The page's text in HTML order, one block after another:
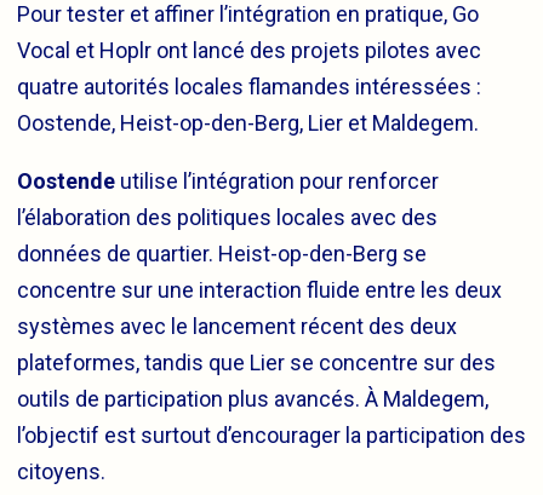
Pour tester et affiner l’intégration en pratique, Go
Vocal et Hoplr ont lancé des projets pilotes avec
quatre autorités locales flamandes intéressées :
Oostende, Heist-op-den-Berg, Lier et Maldegem.
Oostende utilise l’intégration pour renforcer
l’élaboration des politiques locales avec des
données de quartier. Heist-op-den-Berg se
concentre sur une interaction fluide entre les deux
systèmes avec le lancement récent des deux
plateformes, tandis que Lier se concentre sur des
outils de participation plus avancés. À Maldegem,
l’objectif est surtout d’encourager la participation des
citoyens.